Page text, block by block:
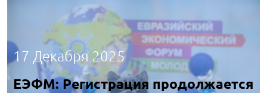
17 Декабря 2025
ЕЭФМ: Регистрация продолжается